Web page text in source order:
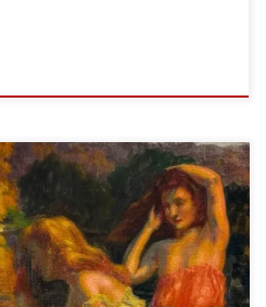
sur toile (restaurations), non
inscription: G Latouche […]